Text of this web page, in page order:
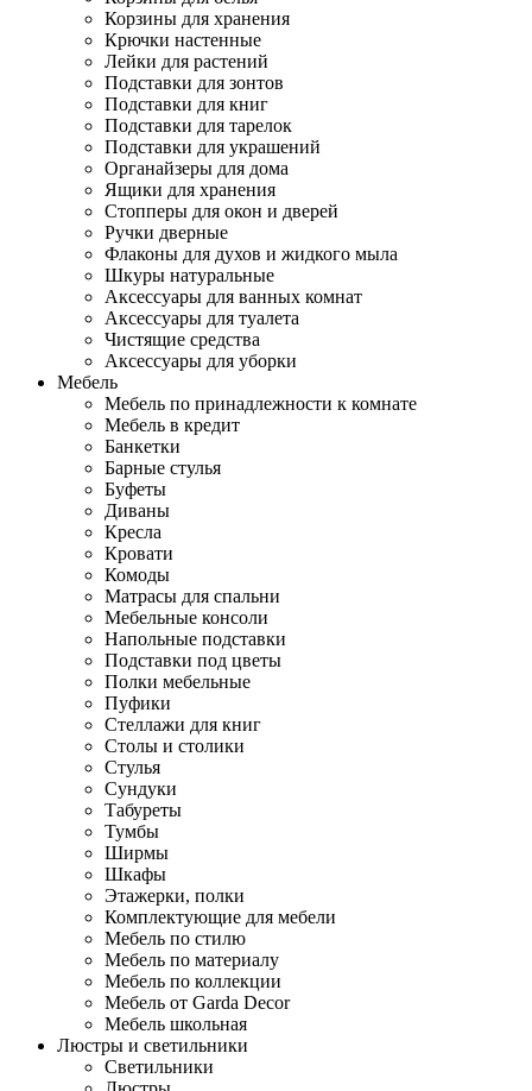
Корзины для хранения
Крючки настенные
Лейки для растений
Подставки для зонтов
Подставки для книг
Подставки для тарелок
Подставки для украшений
Органайзеры для дома
Ящики для хранения
Стопперы для окон и дверей
Ручки дверные
Флаконы для духов и жидкого мыла
Шкуры натуральные
Аксессуары для ванных комнат
Аксессуары для туалета
Чистящие средства
Аксессуары для уборки
Мебель
Мебель по принадлежности к комнате
Мебель в кредит
Банкетки
Барные стулья
Буфеты
Диваны
Кресла
Кровати
Комоды
Матрасы для спальни
Мебельные консоли
Напольные подставки
Подставки под цветы
Полки мебельные
Пуфики
Стеллажи для книг
Столы и столики
Стулья
Сундуки
Табуреты
Тумбы
Ширмы
Шкафы
Этажерки, полки
Комплектующие для мебели
Мебель по стилю
Мебель по материалу
Мебель по коллекции
Мебель от Garda Decor
Мебель школьная
Люстры и светильники
Светильники